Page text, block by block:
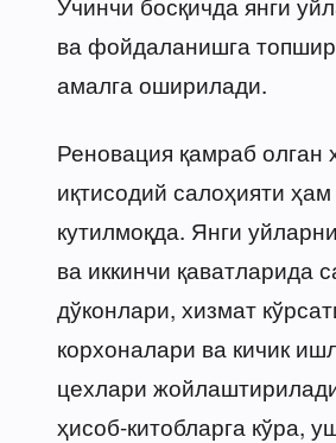
ва фойдаланишга
амалга оширилади.
Реновация қамраб олган
иқтисодий салоҳияти
кутилмоқда. Янги
ва иккинчи қаватларида
дўконлари, хизмат
корхоналари ва кичик
цехлари
ҳисоб-китобларга кўра,